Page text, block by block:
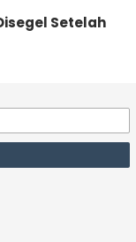
Setelah